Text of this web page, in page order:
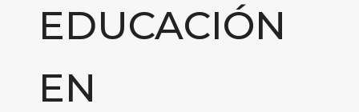
EDUCACIÓN
EN